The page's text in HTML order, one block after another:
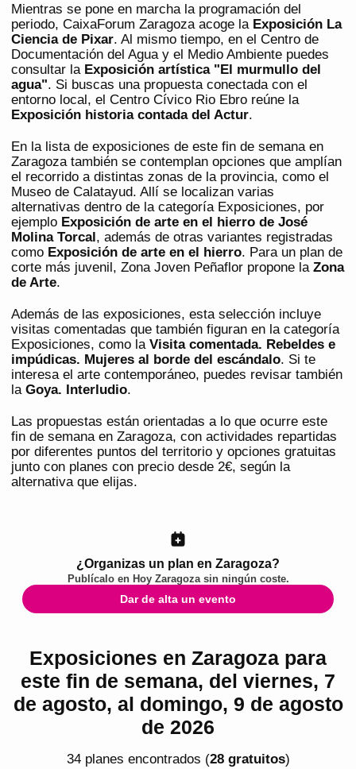
Mientras se pone en marcha la programación del
periodo, CaixaForum Zaragoza acoge la Exposición La
Ciencia de Pixar. Al mismo tiempo, en el Centro de
Documentación del Agua y el Medio Ambiente puedes
consultar la Exposición artística "El murmullo del
agua". Si buscas una propuesta conectada con el
entorno local, el Centro Cívico Rio Ebro reúne la
Exposición historia contada del Actur.
En la lista de exposiciones de este fin de semana en
Zaragoza también se contemplan opciones que amplían
el recorrido a distintas zonas de la provincia, como el
Museo de Calatayud. Allí se localizan varias
alternativas dentro de la categoría Exposiciones, por
ejemplo Exposición de arte en el hierro de José
Molina Torcal, además de otras variantes registradas
como Exposición de arte en el hierro. Para un plan de
corte más juvenil, Zona Joven Peñaflor propone la Zona
de Arte.
Además de las exposiciones, esta selección incluye
visitas comentadas que también figuran en la categoría
Exposiciones, como la Visita comentada. Rebeldes e
impúdicas. Mujeres al borde del escándalo. Si te
interesa el arte contemporáneo, puedes revisar también
la Goya. Interludio.
Las propuestas están orientadas a lo que ocurre este
fin de semana en Zaragoza, con actividades repartidas
por diferentes puntos del territorio y opciones gratuitas
junto con planes con precio desde 2€, según la
alternativa que elijas.
¿Organizas un plan en Zaragoza?
Publícalo en Hoy Zaragozasin ningún coste.
Dar de alta un evento
Exposiciones en Zaragoza para
este fin de semana, del viernes, 7
de agosto, al domingo, 9 de agosto
de 2026
34planes encontrados (28gratuitos)